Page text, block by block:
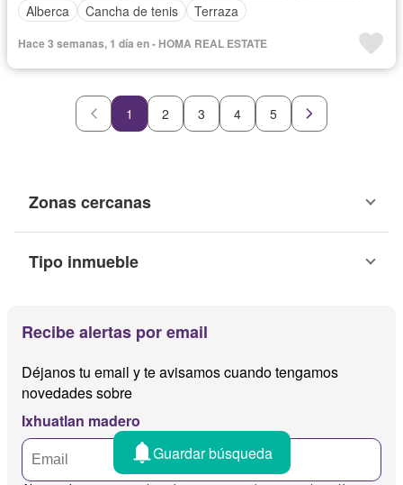
Alberca
Cancha de tenis Terraza
Hace 3 semanas, 1 día en - HOMA REAL ESTATE
1 2 3 4 5
Zonas cercanas
Tipo inmueble
Recibe alertas por email
Déjanos tu email y te avisamos cuando tengamos
novedades sobre
Ixhuatlan madero
Guardar búsqueda